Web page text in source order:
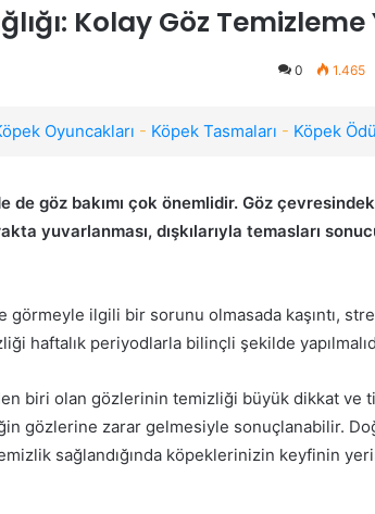
Kolay Göz
0 1.465
Oyuncakları - Köpek Tasmaları - Köpek
de göz bakımı çok önemlidir. Göz
yuvarlanması, dışkılarıyla temasları
ilgili bir sorunu olmasada kaşıntı,
haftalık periyodlarla bilinçli şekilde
biri olan gözlerinin temizliği büyük dikkat ve
gözlerine zarar gelmesiyle sonuçlanabilir.
sağlandığında köpeklerinizin keyfinin